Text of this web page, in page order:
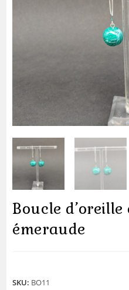
Boucle
émeraude
SKU: BO11